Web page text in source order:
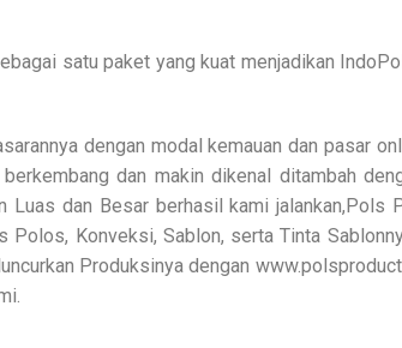
satu paket yang kuat menjadikan
dengan modal kemauan dan pasar
dan makin dikenal ditambah
dan Besar berhasil kami jalankan,Pols
Konveksi, Sablon, serta Tinta
Produksinya dengan